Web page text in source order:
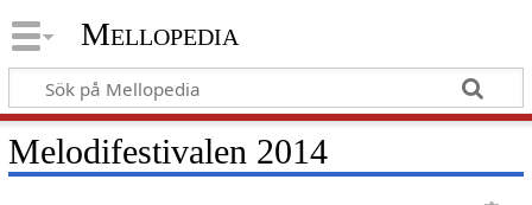
Mellopedia
Melodifestivalen 2014